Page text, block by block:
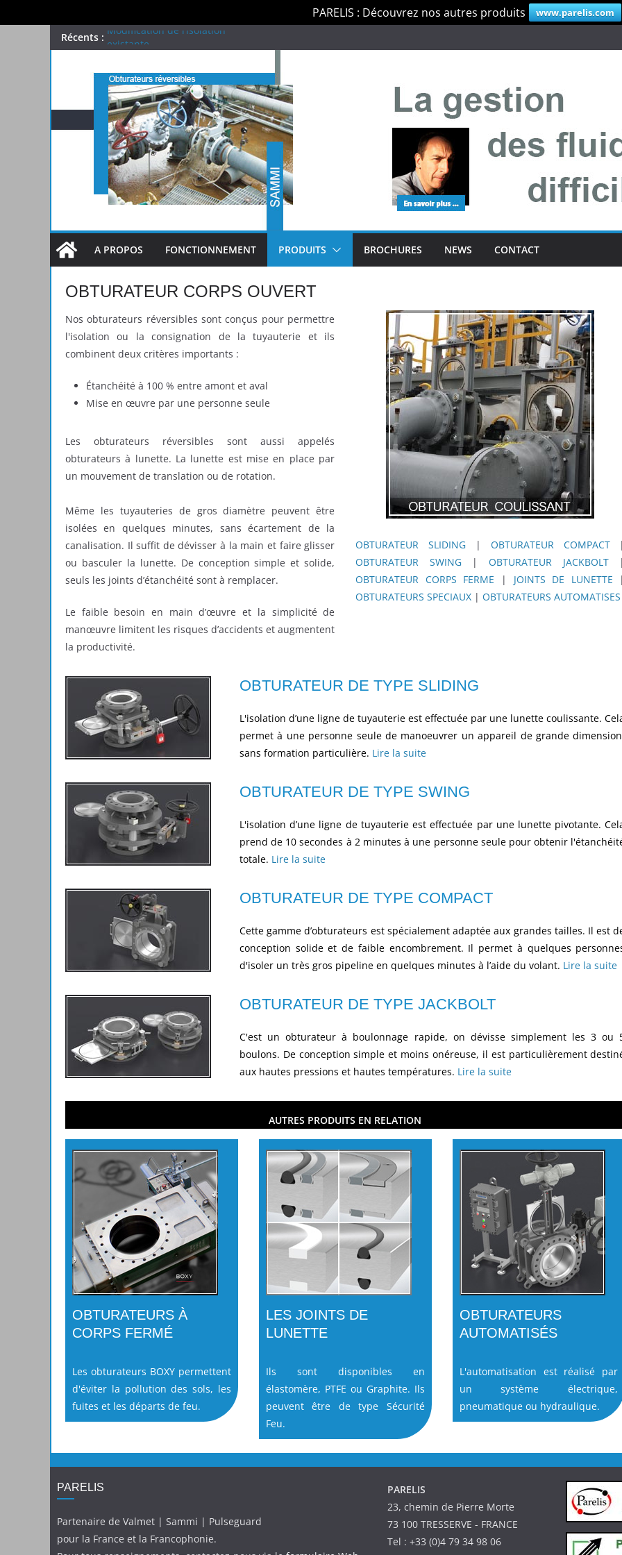
PARELIS : Découvrez nos autres produits www.parelis.com
Passer
au
contenu
Récents : Modification de l’isolation
existante…
Applications
Obturateur BOXY
Obturateur SAMMI
A PROPOS FONCTIONNEMENT PRODUITS BROCHURES NEWS CONTACT
OBTURATEUR CORPS OUVERT
Nos obturateurs réversibles sont conçus pour permettre
l'isolation ou la consignation de la tuyauterie et ils
combinent deux critères importants :
Étanchéité à 100 % entre amont et aval
Mise en œuvre par une personne seule
Les obturateurs réversibles sont aussi appelés
obturateurs à lunette. La lunette est mise en place par
un mouvement de translation ou de rotation.
Même les tuyauteries de gros diamètre peuvent être
isolées en quelques minutes, sans écartement de la
canalisation. Il suffit de dévisser à la main et faire glisser
ou basculer la lunette. De conception simple et solide,
seuls les joints d’étanchéité sont à remplacer.
Le faible besoin en main d’œuvre et la simplicité de
manœuvre limitent les risques d’accidents et augmentent
la productivité.
OBTURATEUR SLIDING | OBTURATEUR COMPACT|
OBTURATEUR SWING|OBTURATEUR JACKBOLT|
OBTURATEUR CORPS FERME
| JOINTS DE LUNETTE |
OBTURATEURS SPECIAUX |OBTURATEURS AUTOMATISES
OBTURATEUR DE TYPE SLIDING
L'isolation d’une ligne de tuyauterie est effectuée par une lunette coulissante.
permet à une personne seule de manoeuvrer un appareil de grande
sans formation particulière. Lire la suite
OBTURATEUR DE TYPE SWING
L'isolation d’une ligne de tuyauterie est effectuée par une lunette pivotante.
prend de 10 secondes à 2 minutes à une personne seule pour obtenir
totale. Lire la suite
OBTURATEUR DE TYPE COMPACT
Cette gamme d’obturateurs est spécialement adaptée aux grandes tailles. Il est
conception solide et de faible encombrement. Il permet à quelques
d'isoler un très gros pipeline en quelques minutes à l’aide du volant. Lire la suite
OBTURATEUR DE TYPE JACKBOLT
C'est un obturateur à boulonnage rapide, on dévisse simplement les 3 ou
boulons. De conception simple et moins onéreuse, il est particulièrement
aux hautes pressions et hautes températures. Lire la suite
AUTRES PRODUITS EN RELATION
OBTURATEURS À
CORPS FERMÉ
Les obturateurs BOXY permettent
d'éviter la pollution des sols, les
fuites et les départs de feu.
LES JOINTS DE
LUNETTE
Ils sont disponibles en
élastomère, PTFE ou Graphite. Ils
peuvent être de type Sécurité
Feu.
OBTURATEURS
AUTOMATISÉS
L'automatisation est réalisé par
un système électrique,
pneumatique ou hydraulique.
PARELIS
Partenaire de Valmet | Sammi | Pulseguard
pour la France et la Francophonie.
PARELIS
23, chemin de Pierre Morte
73 100 TRESSERVE - FRANCE
Tel : +33 (0)4 79 34 98 06